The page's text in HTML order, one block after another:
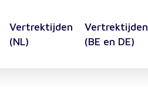
Vertrektijden
(NL)
Vertrektijden
(BE en DE)